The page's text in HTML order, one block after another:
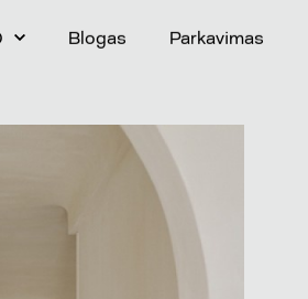
Blogas Parkavimas